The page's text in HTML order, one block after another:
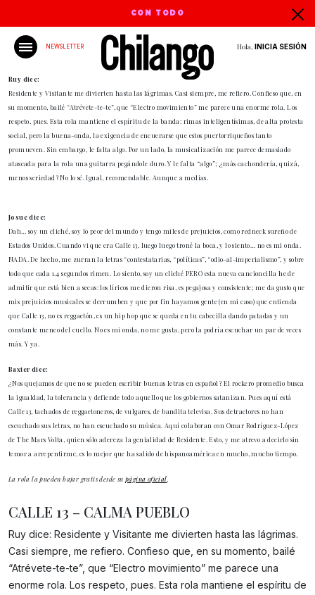
CON TODO
NEWSLETTER Hola, INICIA SESIÓN
Ruy dice:
Residente y Visitante me divierten hasta las lágrimas. Casi siempre, me refiero. Confieso que, en
su momento, bailé “Atrévete-te-te”, que “Electro movimiento” me parece una enorme rola. Los
respeto, pues. Esta rola mantiene el espíritu de la banda: rimas inteligentísimas, de alta protesta
social, pero la buena-onda, la exigencia de encuerarse que estos puertorriqueños tanto
promueven. Sin embargo, le falta algo. Por un lado, la musicalización me parece demasiado
atascada para la rola una guitarra pegándole duro. Y le falta “algo”; ¿más cachondería, quizá,
menos seriedad? No lo sé. Igual, recomendable. Aunque a medias.
Josue dice:
Dah… soy un cliché, soy lo peor del mundo y tengo miles de prejuicios, como redneck sureño de
Estados Unidos. Cuando vi que era Calle 13, luego luego troné la boca, y lo siento… no es mi onda.
NADA. De hecho, me zurran la letras “contestatarias, “políticas”, “odio-al-imperialismo”, y sobre
todo que cada 1.4 segundos rimen. Lo siento, soy un cliché PERO esta nueva cancioncilla he de
admitir que está bien a secas: los líricos me dieron risa, es pegajosa y consistente; me da gusto que
mis prejuicios musicales se derrumben y que por fin hayamos gente (en mi caso) que entienda
que Calle 13, no es reggaetón, es un hip hop que se queda en tu cabecilla dando patadas y un
constante meneo del cuello. No es mi onda, no me gusta, pero la podría escuchar un par de veces
más. Y ya.
Baxter dice:
¿Nos quejamos de que no se pueden escribir buenas letras en español? El rockero promedio busca
la igualdad, la tolerancia y defiende todo aquello que los gobiernos satanizan. Pues aquí está
Calle 13, tachados de reggaetoneros, de vulgares, de bandita televisa. Sus detractores no han
escuchado sus letras, no han escuchado su música. Aquí colaboran con Omar Rodríguez-López
de The Mars Volta, quien sólo adereza la genialidad de Residente. Esto, y me atrevo a decirlo sin
temor a arrepentirme, es lo mejor que ha salido de hispanoamérica en mucho, mucho tiempo.
La rola la pueden bajar gratis desde su página oficial
Gracias!
CALLE 13 – CALMA PUEBLO
Ruy dice: Residente y Visitante me divierten hasta las lágrimas.
Casi siempre, me refiero. Confieso que, en su momento, bailé
“Atrévete-te-te”, que “Electro movimiento” me parece una
enorme rola. Los respeto, pues. Esta rola mantiene el espíritu de